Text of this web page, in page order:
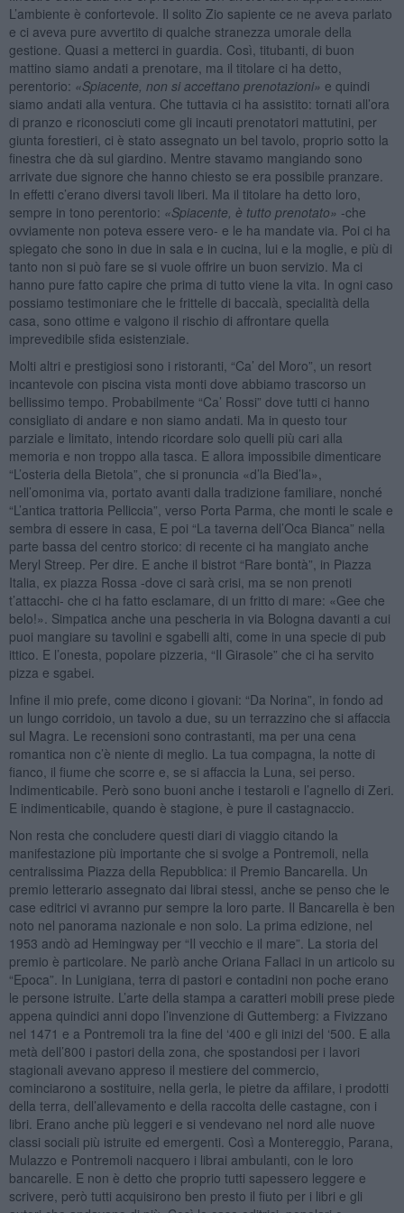
L’ambiente è confortevole. Il solito Zio sapiente ce ne aveva parlato
e ci aveva pure avvertito di qualche stranezza umorale della
gestione. Quasi a metterci in guardia. Così, titubanti, di buon
mattino siamo andati a prenotare, ma il titolare ci ha detto,
perentorio: «Spiacente, non si accettano prenotazioni» e quindi
siamo andati alla ventura. Che tuttavia ci ha assistito: tornati all’ora
di pranzo e riconosciuti come gli incauti prenotatori mattutini, per
giunta forestieri, ci è stato assegnato un bel tavolo, proprio sotto la
finestra che dà sul giardino. Mentre stavamo mangiando sono
arrivate due signore che hanno chiesto se era possibile pranzare.
In effetti c’erano diversi tavoli liberi. Ma il titolare ha detto loro,
sempre in tono perentorio: «Spiacente, è tutto prenotato» -che
ovviamente non poteva essere vero- e le ha mandate via. Poi ci ha
spiegato che sono in due in sala e in cucina, lui e la moglie, e più di
tanto non si può fare se si vuole offrire un buon servizio. Ma ci
hanno pure fatto capire che prima di tutto viene la vita. In ogni caso
possiamo testimoniare che le frittelle di baccalà, specialità della
casa, sono ottime e valgono il rischio di affrontare quella
imprevedibile sfida esistenziale.
Molti altri e prestigiosi sono i ristoranti, “Ca’ del Moro”, un resort
incantevole con piscina vista monti dove abbiamo trascorso un
bellissimo tempo. Probabilmente “Ca’ Rossi” dove tutti ci hanno
consigliato di andare e non siamo andati. Ma in questo tour
parziale e limitato, intendo ricordare solo quelli più cari alla
memoria e non troppo alla tasca. E allora impossibile dimenticare
“L’osteria della Bietola”, che si pronuncia «d’la Bied’la»,
nell’omonima via, portato avanti dalla tradizione familiare, nonché
“L’antica trattoria Pelliccia”, verso Porta Parma, che monti le scale e
sembra di essere in casa, E poi “La taverna dell’Oca Bianca” nella
parte bassa del centro storico: di recente ci ha mangiato anche
Meryl Streep. Per dire. E anche il bistrot “Rare bontà”, in Piazza
Italia, ex piazza Rossa -dove ci sarà crisi, ma se non prenoti
t’attacchi- che ci ha fatto esclamare, di un fritto di mare: «Gee che
belo!». Simpatica anche una pescheria in via Bologna davanti a cui
puoi mangiare su tavolini e sgabelli alti, come in una specie di pub
ittico. E l’onesta, popolare pizzeria, “Il Girasole” che ci ha servito
pizza e sgabei.
Infine il mio prefe, come dicono i giovani: “Da Norina”, in fondo ad
un lungo corridoio, un tavolo a due, su un terrazzino che si affaccia
sul Magra. Le recensioni sono contrastanti, ma per una cena
romantica non c’è niente di meglio. La tua compagna, la notte di
fianco, il fiume che scorre e, se si affaccia la Luna, sei perso.
Indimenticabile. Però sono buoni anche i testaroli e l’agnello di Zeri.
E indimenticabile, quando è stagione, è pure il castagnaccio.
Non resta che concludere questi diari di viaggio citando la
manifestazione più importante che si svolge a Pontremoli, nella
centralissima Piazza della Repubblica: il Premio Bancarella. Un
premio letterario assegnato dai librai stessi, anche se penso che le
case editrici vi avranno pur sempre la loro parte. Il Bancarella è ben
noto nel panorama nazionale e non solo. La prima edizione, nel
1953 andò ad Hemingway per “Il vecchio e il mare”. La storia del
premio è particolare. Ne parlò anche Oriana Fallaci in un articolo su
“Epoca”. In Lunigiana, terra di pastori e contadini non poche erano
le persone istruite. L’arte della stampa a caratteri mobili prese piede
appena quindici anni dopo l’invenzione di Guttemberg: a Fivizzano
nel 1471 e a Pontremoli tra la fine del ‘400 e gli inizi del ‘500. E alla
metà dell’800 i pastori della zona, che spostandosi per i lavori
stagionali avevano appreso il mestiere del commercio,
cominciarono a sostituire, nella gerla, le pietre da affilare, i prodotti
della terra, dell’allevamento e della raccolta delle castagne, con i
libri. Erano anche più leggeri e si vendevano nel nord alle nuove
classi sociali più istruite ed emergenti. Così a Montereggio, Parana,
Mulazzo e Pontremoli nacquero i librai ambulanti, con le loro
bancarelle. E non è detto che proprio tutti sapessero leggere e
scrivere, però tutti acquisirono ben presto il fiuto per i libri e gli